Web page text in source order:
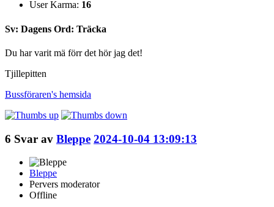
User Karma: 16
Sv: Dagens Ord: Träcka
Du har varit mä förr det hör jag det!
Tjillepitten
Bussföraren's hemsida
6 Svar av Bleppe 2024-10-04 13:09:13
Bleppe
Pervers moderator
Offline